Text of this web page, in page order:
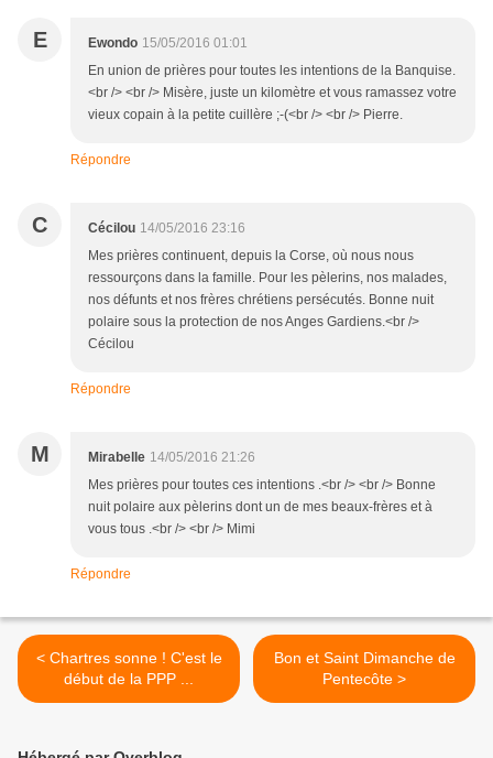
E Ewondo 15/05/2016 01:01
En union de prières pour toutes les intentions de la Banquise.
<br /> <br /> Misère, juste un kilomètre et vous ramassez votre
vieux copain à la petite cuillère ;-(<br /> <br /> Pierre.
Répondre
C Cécilou 14/05/2016 23:16
Mes prières continuent, depuis la Corse, où nous nous
ressourçons dans la famille. Pour les pèlerins, nos malades,
nos défunts et nos frères chrétiens persécutés. Bonne nuit
polaire sous la protection de nos Anges Gardiens.<br />
Cécilou
Répondre
M Mirabelle 14/05/2016 21:26
Mes prières pour toutes ces intentions .<br /> <br /> Bonne
nuit polaire aux pèlerins dont un de mes beaux-frères et à
vous tous .<br /> <br /> Mimi
Répondre
< Chartres sonne ! C'est le
début de la PPP ...
Bon et Saint Dimanche de
Pentecôte >